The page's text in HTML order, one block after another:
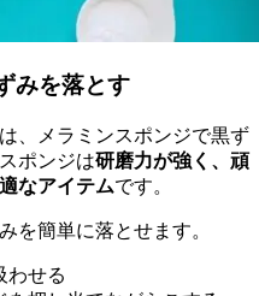
みを落とす
、メラミンスポンジで黒ず
ポンジは研磨力が強く、頑
なアイテムです。
を簡単に落とせます。
わせる